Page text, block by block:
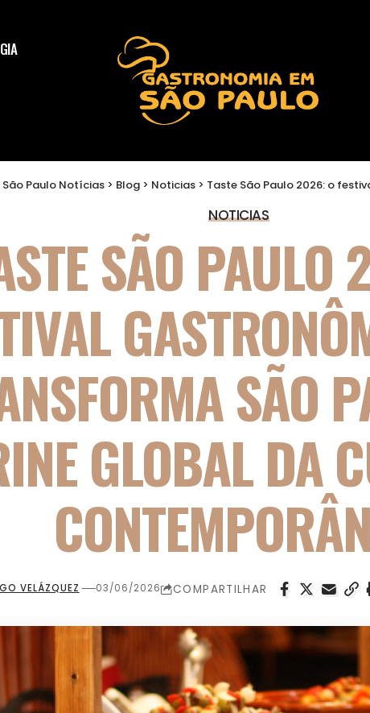
Paulo Notícias > Blog > Noticias > Taste São Paulo 2026: o festival gastronômico que
NOTICIAS
SÃO
SÃO
GLOBAL DA
VELÁZQUEZ 03/06/2026 COMPARTILHAR